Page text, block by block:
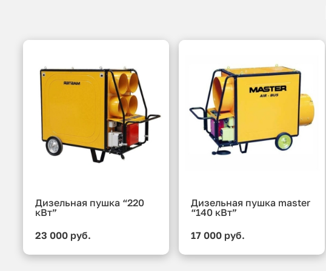
Дизельная пушка “220
кВт”
23 000 руб.
Дизельная пушка master
“140 кВт”
17 000 руб.